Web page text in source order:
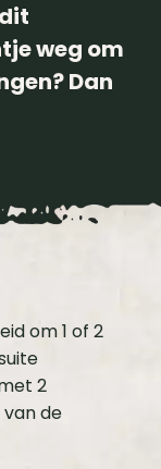
weg om
Dan
om 1 of 2
2
de